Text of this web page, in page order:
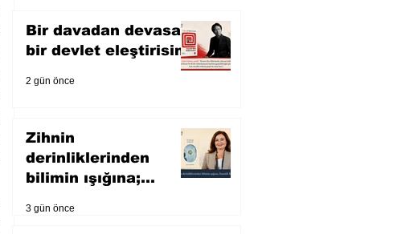
Bir davadan devasa
bir devlet eleştirisine
2 gün önce
Zihnin
derinliklerinden
bilimin ışığına;
3 gün önce